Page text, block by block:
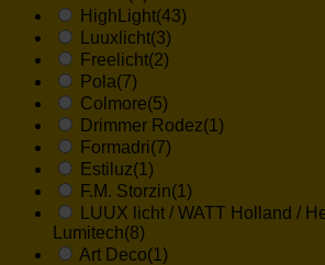
HighLight(43)
Luuxlicht(3)
Freelicht(2)
Pola(7)
Colmore(5)
Drimmer Rodez(1)
Formadri(7)
Estiluz(1)
F.M. Storzin(1)
LUUX licht / WATT Holland /
Lumitech(8)
Art Deco(1)